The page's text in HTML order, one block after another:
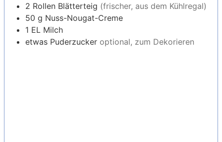
2 Rollen Blätterteig (frischer, aus dem Kühlregal)
50 g Nuss-Nougat-Creme
1 EL Milch
etwas Puderzucker optional, zum Dekorieren